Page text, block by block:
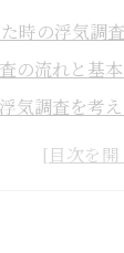
時の浮気調
の流れと基
気調査を考
感じたら浮気